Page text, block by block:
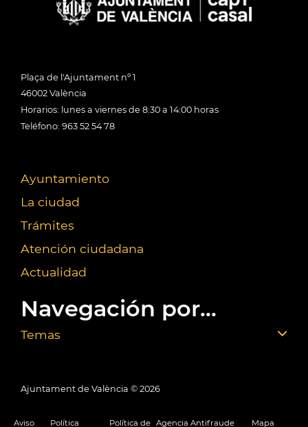
Plaça de l'Ajuntament nº 1
46002 València
Horarios: lunes a viernes de 8:30 a 14:00 horas
Teléfono: 963 52 54 78
Ayuntamiento
La ciudad
Trámites
Atención ciudadana
Actualidad
Navegación por...
Temas
Ajuntament de València © 2026
Aviso Política Política de Agencia Antifraude Mapa